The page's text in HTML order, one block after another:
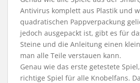
Antivirus komplett aus Plastik und
quadratischen Pappverpackung
jedoch ausgepackt ist, gibt es für
Steine und die Anleitung einen
man alle Teile verstauen kann.
Genau wie das erste getestete
richtige Spiel für alle Knobelfans.